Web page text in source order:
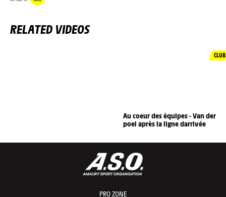
RELATED VIDEOS
CLUB
Au coeur des équipes - Van der
poel après la ligne darrivée
PRO ZONE